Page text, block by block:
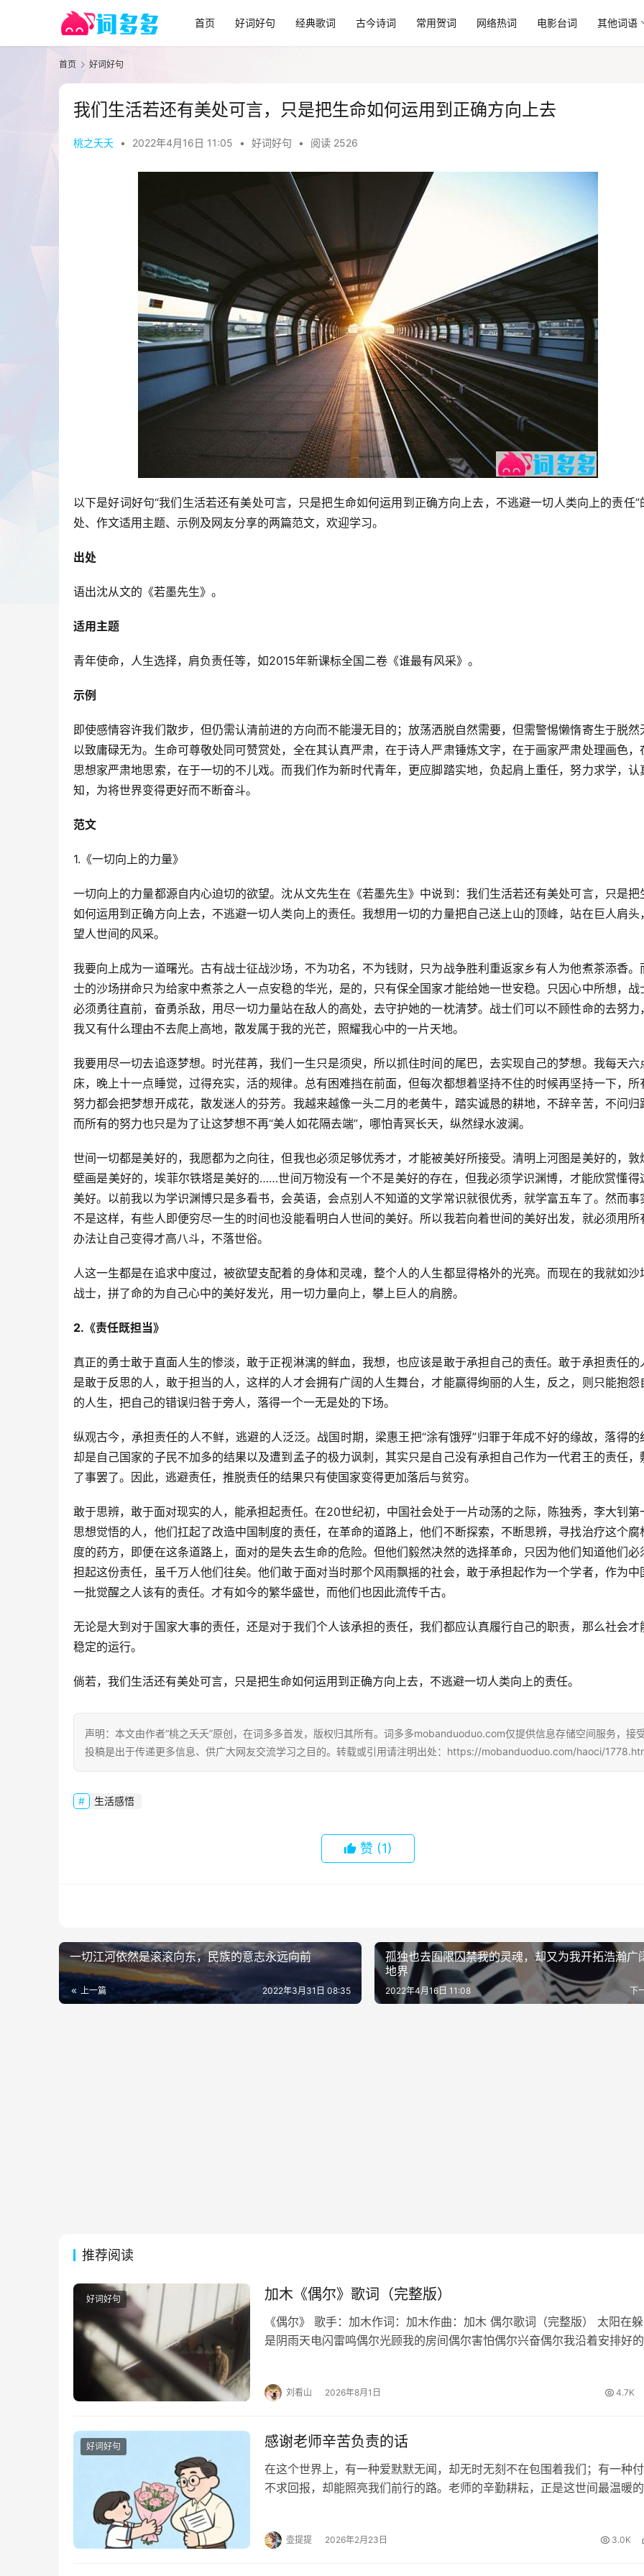
首页 好词好句 经典歌词 古今诗词 常用贺词 网络热词 电影台词 其他词语
首页 好词好句
我们生活若还有美处可言，只是把生命如何运用到正确方向上去
桃之夭夭 • 2022年4月16日 11:05 • 好词好句 • 阅读 2526
以下是好词好句“我们生活若还有美处可言，只是把生命如何运用到正确方向上去，不逃避一切人类向上的责任”
处、作文适用主题、示例及网友分享的两篇范文，欢迎学习。
出处
语出沈从文的《若墨先生》。
适用主题
青年使命，人生选择，肩负责任等，如2015年新课标全国二卷《谁最有风采》。
示例
即使感情容许我们散步，但仍需认清前进的方向而不能漫无目的；放荡洒脱自然需要，但需警惕懒惰寄生于脱然
以致庸碌无为。生命可尊敬处同可赞赏处，全在其认真严肃，在于诗人严肃锤炼文字，在于画家严肃处理画色，
思想家严肃地思索，在于一切的不儿戏。而我们作为新时代青年，更应脚踏实地，负起肩上重任，努力求学，认
知，为将世界变得更好而不断奋斗。
范文
1.《一切向上的力量》
一切向上的力量都源自内心迫切的欲望。沈从文先生在《若墨先生》中说到：我们生活若还有美处可言，只是把
如何运用到正确方向上去，不逃避一切人类向上的责任。我想用一切的力量把自己送上山的顶峰，站在巨人肩头
望人世间的风采。
我要向上成为一道曙光。古有战士征战沙场，不为功名，不为钱财，只为战争胜利重返家乡有人为他煮茶添香。
士的沙场拼命只为给家中煮茶之人一点安稳的华光，是的，只有保全国家才能给她一世安稳。只因心中所想，战
必须勇往直前，奋勇杀敌，用尽一切力量站在敌人的高处，去守护她的一枕清梦。战士们可以不顾性命的去努力
我又有什么理由不去爬上高地，散发属于我的光芒，照耀我心中的一片天地。
我要用尽一切去追逐梦想。时光荏苒，我们一生只是须臾，所以抓住时间的尾巴，去实现自己的梦想。我每天六
床，晚上十一点睡觉，过得充实，活的规律。总有困难挡在前面，但每次都想着坚持不住的时候再坚持一下，所
努力都会把梦想开成花，散发迷人的芬芳。我越来越像一头二月的老黄牛，踏实诚恳的耕地，不辞辛苦，不问归
而所有的努力也只是为了让这梦想不再“美人如花隔去端”，哪怕青冥长天，纵然绿水波澜。
世间一切都是美好的，我愿都为之向往，但我也必须足够优秀才，才能被美好所接受。清明上河图是美好的，敦
壁画是美好的，埃菲尔铁塔是美好的……世间万物没有一个不是美好的存在，但我必须学识渊博，才能欣赏懂得
美好。以前我以为学识渊博只是多看书，会英语，会点别人不知道的文学常识就很优秀，就学富五车了。然而事
不是这样，有些人即便穷尽一生的时间也没能看明白人世间的美好。所以我若向着世间的美好出发，就必须用所
办法让自己变得才高八斗，不落世俗。
人这一生都是在追求中度过，被欲望支配着的身体和灵魂，整个人的人生都显得格外的光亮。而现在的我就如沙
战士，拼了命的为自己心中的美好发光，用一切力量向上，攀上巨人的肩膀。
2.《责任既担当》
真正的勇士敢于直面人生的惨淡，敢于正视淋漓的鲜血，我想，也应该是敢于承担自己的责任。敢于承担责任的
是敢于反思的人，敢于担当的人，这样的人才会拥有广阔的人生舞台，才能赢得绚丽的人生，反之，则只能抱怨
的人生，把自己的错误归咎于旁人，落得一个一无是处的下场。
纵观古今，承担责任的人不鲜，逃避的人泛泛。战国时期，梁惠王把“涂有饿殍”归罪于年成不好的缘故，落得的
却是自己国家的子民不加多的结果以及遭到孟子的极力讽刺，其实只是自己没有承担自己作为一代君王的责任，
了事罢了。因此，逃避责任，推脱责任的结果只有使国家变得更加落后与贫穷。
敢于思辨，敢于面对现实的人，能承担起责任。在20世纪初，中国社会处于一片动荡的之际，陈独秀，李大钊第
思想觉悟的人，他们扛起了改造中国制度的责任，在革命的道路上，他们不断探索，不断思辨，寻找治疗这个腐
度的药方，即便在这条道路上，面对的是失去生命的危险。但他们毅然决然的选择革命，只因为他们知道他们必
担起这份责任，虽千万人他们往矣。他们敢于面对当时那个风雨飘摇的社会，敢于承担起作为一个学者，作为中
一批觉醒之人该有的责任。才有如今的繁华盛世，而他们也因此流传千古。
无论是大到对于国家大事的责任，还是对于我们个人该承担的责任，我们都应认真履行自己的职责，那么社会才
稳定的运行。
倘若，我们生活还有美处可言，只是把生命如何运用到正确方向上去，不逃避一切人类向上的责任。
声明：本文由作者“桃之夭夭”原创，在词多多首发，版权归其所有。词多多mobanduoduo.com仅提供信息存储空间服务，接
投稿是出于传递更多信息、供广大网友交流学习之目的。转载或引用请注明出处：https://mobanduoduo.com/haoci/
生活感悟
赞 (1)
一切江河依然是滚滚向东，民族的意志永远向前
上一篇 2022年3月31日 08:35
孤独也去囿限囚禁我的灵魂，却又为我开拓浩瀚广
地界
下
2022年4月16日 11:08
推荐阅读
好词好句 加木《偶尔》歌词（完整版）
《偶尔》 歌手：加木作词：加木作曲：加木 偶尔歌词（完整版） 太阳在
是阴雨天电闪雷鸣偶尔光顾我的房间偶尔害怕偶尔兴奋偶尔我沿着安排好的
刘看山 2026年8月1日 4.7K
好词好句 感谢老师辛苦负责的话
在这个世界上，有一种爱默默无闻，却无时无刻不在包围着我们；有一种
不求回报，却能照亮我们前行的路。老师的辛勤耕耘，正是这世间最温暖的
壶提提 2026年2月23日 3.0K